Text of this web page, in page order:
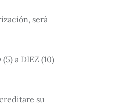
será
a DIEZ (10)
su